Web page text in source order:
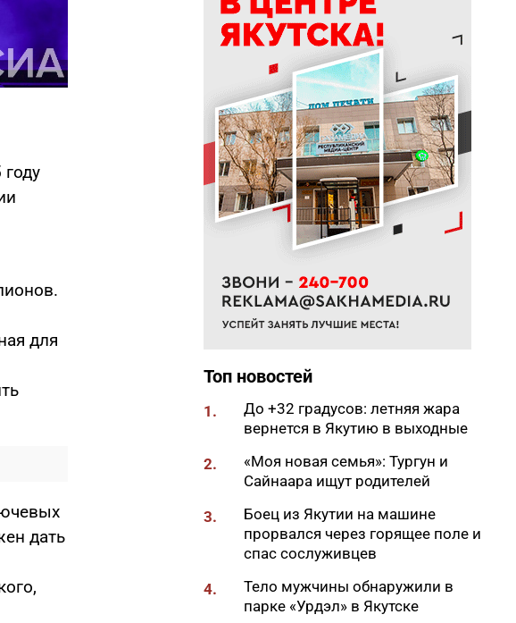
для
дать
считают главным подарком в
своей жизни
Сколько стоит, собрать
ребенка в школу на Дальнем
Востоке
09:20
В Якутии заготовлено 114
тысяч тонн сена и 200 тонн
сенажа
09:00
На Камчатке завершилась
парусная экспедиция из
06:15
До +27 градусов прогреется
воздух в Якутске в субботу
доукомплектование ВС РФ
получили за неделю
поддержку психологов Якутии
19:48
В Якутии определены
приоритеты развития
«Движения Первых»
19:30
Более 26 тонн гуманитарной
помощи доставили в
Топ новостей
1.
До +32 градусов: летняя жара
вернется в Якутию в выходные
2.
«Моя новая семья»: Тургун и
Сайнаара ищут родителей
3.
Боец из Якутии на машине
прорвался через горящее поле и
спас сослуживцев
4.
Тело мужчины обнаружили в
парке «Урдэл» в Якутске